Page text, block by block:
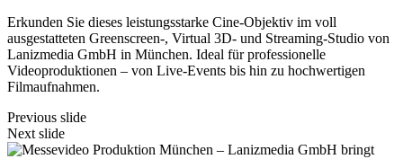
Erkunden Sie dieses leistungsstarke Cine-Objektiv im voll
ausgestatteten Greenscreen-, Virtual 3D- und Streaming-Studio von
Lanizmedia GmbH in München. Ideal für professionelle
Videoproduktionen – von Live-Events bis hin zu hochwertigen
Filmaufnahmen.
Previous slide
Next slide